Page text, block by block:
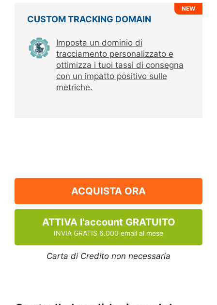
CUSTOM TRACKING DOMAIN
NEW
Imposta un dominio di
tracciamento personalizzato e
ottimizza i tuoi tassi di consegna
con un impatto positivo sulle
metriche.
ACQUISTA ORA
ATTIVA l'account GRATUITO
INVIA GRATIS 6.000 email al mese
Carta di Credito non necessaria